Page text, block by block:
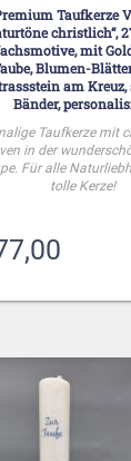
Taufkerze
christlich“,
mit
Blumen-
am Kreuz,
Bänder,
Taufkerze mit
in der
Für alle
tolle Kerze!